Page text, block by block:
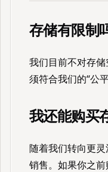
存储有限制
我们目前不对存
须符合我们的“公
我还能购买
随着我们转向更
销售。如果你之